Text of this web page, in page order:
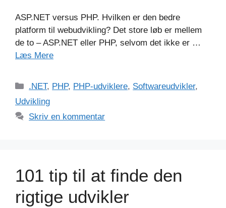
ASP.NET versus PHP. Hvilken er den bedre
platform til webudvikling? Det store løb er mellem
de to – ASP.NET eller PHP, selvom det ikke er …
Læs Mere
Kategorier
.NET, PHP, PHP-udviklere, Softwareudvikler,
Udvikling
Skriv en kommentar
101 tip til at finde den
rigtige udvikler